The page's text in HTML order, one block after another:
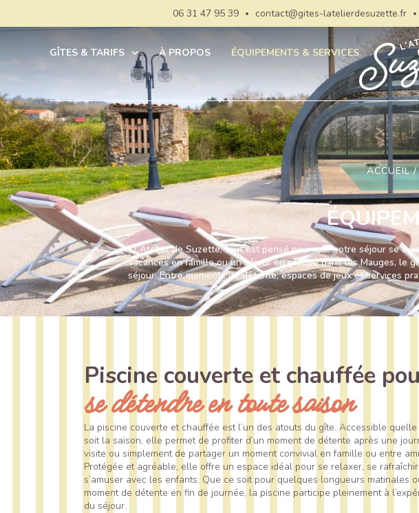
06 31 47 95 39 contact@gites-latelierdesuzette.fr
GÎTES & TARIFS À PROPOS ÉQUIPEMENTS & SERVICES
ACCUEIL
À L’Atelier de Suzette, tout est pensé pour que votre séjour se
vacances en famille ou un séjour en groupe dans les Mauges,
séjour. Entre moments de détente, espaces de jeux et services
Piscine couverte et chauffée
se détendre en toute saison
La piscine couverte et chauffée est l’un des atouts du gîte. Accessible quelle
soit la saison, elle permet de profiter d’un moment de détente après une
visite ou simplement de partager un moment convivial en famille ou entre
Protégée et agréable, elle offre un espace idéal pour se relaxer, se
s’amuser avec les enfants. Que ce soit pour quelques longueurs matinales
moment de détente en fin de journée, la piscine participe pleinement à
du séjour.